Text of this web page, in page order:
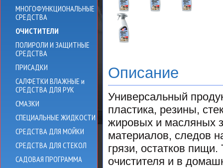
МНОГОФУНКЦИОНАЛЬНЫЕ
СРЕДСТВА
ОЧИСТИТЕЛИ
ПОЛИРОЛИ И ЗАЩИТНЫЕ
СРЕДСТВА
ПРИСАДКИ
САЛФЕТКИ ВЛАЖНЫЕ и
СРЕДСТВА ДЛЯ РУК
СМАЗКИ
СПЕЦИАЛЬНЫЕ ЖИДКОСТИ
СРЕДСТВА ДЛЯ МОЙКИ
СРЕДСТВА ДЛЯ СТЕКОЛ
САДОВАЯ ПРОГРАММА
Описание
Универсальный
пластика, резины,
жировых и масляных
материалов, следов
грязи, остатков
очистителя и в